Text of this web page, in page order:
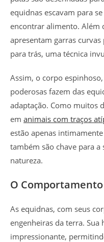
equidnas escavam para
encontrar alimento. Além
apresentam garras
para trás, uma técnica
Assim, o corpo
poderosas fazem das
adaptação. Como muitos
em animais com traços
estão apenas
também são chave para a
natureza.
O
As equidnas, com seus
engenheiras da terra. Sua
impressionante,